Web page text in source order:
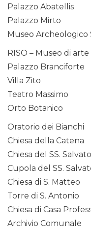
Palazzo Abatellis
Palazzo Mirto
Museo Archeologico
RISO – Museo di
Palazzo Branciforte
Villa Zito
Teatro Massimo
Orto Botanico
Oratorio dei Bianchi
Chiesa della Catena
Chiesa del SS.
Cupola del SS.
Chiesa di S. Matteo
Torre di S. Antonio
Chiesa di Casa
Archivio Comunale